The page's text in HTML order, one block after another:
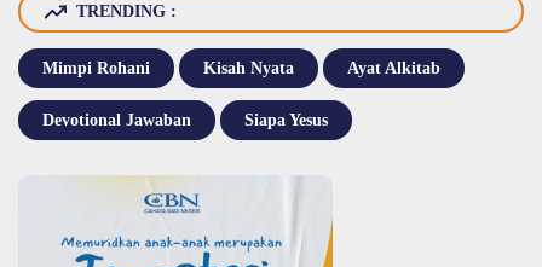
TRENDING :
Mimpi Rohani Kisah Nyata Ayat Alkitab
Devotional Jawaban Siapa Yesus